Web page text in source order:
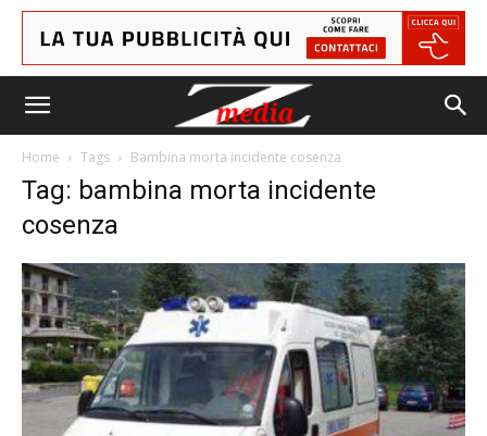
Home Tags Bambina morta incidente cosenza
Tag: bambina morta incidente
cosenza